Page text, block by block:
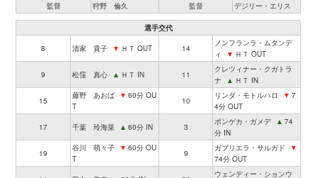
監督 狩野 倫久 監督 デジリー・エリス
選手交代
8 清家 貴子 ▼ ＨＴ OUT 14
ノンフランラ・ムタンデ
ィ
▼ ＨＴ OUT
9 松窪 真心 ▲ ＨＴ IN 11
クレツィナー・クガトラ
ナ
▲ ＨＴ IN
15
藤野 あおば ▼ 60分 OU
T
10
リンダ・モトルハロ ▼ 7
4分 OUT
17 千葉 玲海菜 ▲ 60分 IN 3
ボンゲカ・ガメデ ▲ 74
分 IN
19
谷川 萌々子 ▼ 60分 OU
T
9
ガブリエラ・サルガド
▼
74分 OUT
ウェンディー・ションウ